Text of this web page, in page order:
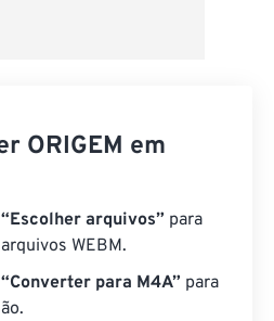
ORIGEM em
“Escolher arquivos” para
WEBM.
“Converter para M4A” para